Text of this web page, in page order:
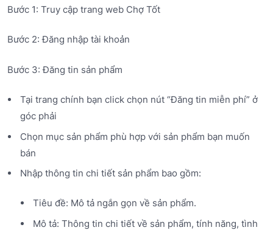
Bước 1: Truy cập trang web Chợ Tốt
Bước 2: Đăng nhập tài khoản
Bước 3: Đăng tin sản phẩm
Tại trang chính bạn click chọn nút “Đăng tin miễn phí” ở
góc phải
Chọn mục sản phẩm phù hợp với sản phẩm bạn muốn
bán
Nhập thông tin chi tiết sản phẩm bao gồm:
Tiêu đề: Mô tả ngắn gọn về sản phẩm.
Mô tả: Thông tin chi tiết về sản phẩm, tính năng, tình